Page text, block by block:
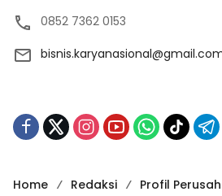
0852 7362 0153
Home Redaksi
Profil